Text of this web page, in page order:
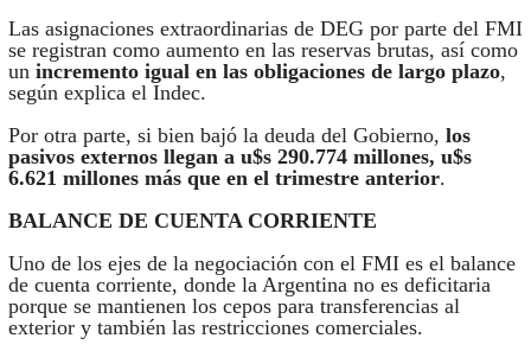
Las asignaciones extraordinarias de DEG por parte del FMI
se registran como aumento en las reservas brutas, así como
un incremento igual en las obligaciones de largo plazo,
según explica el Indec.
Por otra parte, si bien bajó la deuda del Gobierno, los
pasivos externos llegan a u$s 290.774 millones, u$s
6.621 millones más que en el trimestre anterior.
BALANCE DE CUENTA CORRIENTE
Uno de los ejes de la negociación con el FMI es el balance
de cuenta corriente, donde la Argentina no es deficitaria
porque se mantienen los cepos para transferencias al
exterior y también las restricciones comerciales.